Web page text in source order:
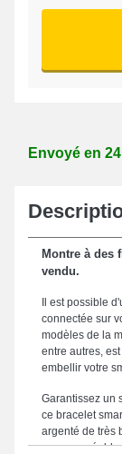
Envoyé en
Montre à des
vendu.
Il est possible
connectée sur
modèles de la
entre autres,
embellir votre
Garantissez un
ce bracelet
argenté de très
usage agréable